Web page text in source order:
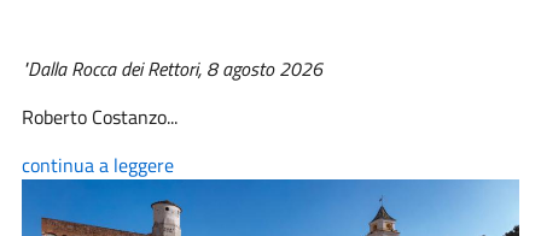
"Dalla Rocca dei Rettori, 8 agosto 2026
Roberto Costanzo...
continua a leggere